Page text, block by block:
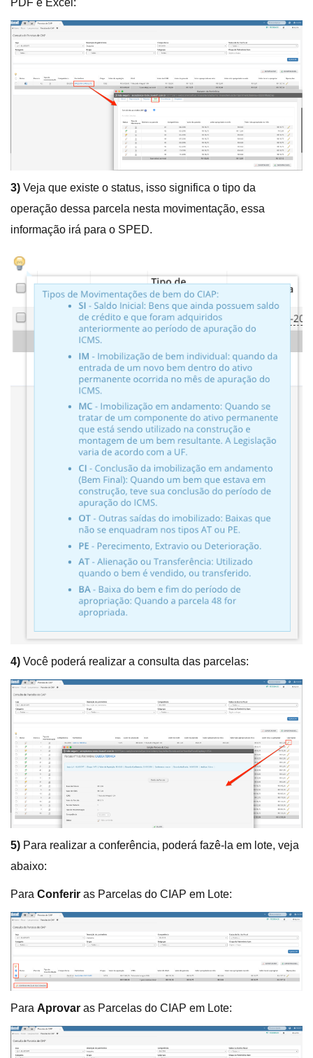
3) Veja que existe o status, isso significa o tipo da
operação dessa parcela nesta movimentação, essa
informação irá para o SPED.
4) Você poderá realizar a consulta das parcelas:
5) Para realizar a conferência, poderá fazê-la em lote, veja
abaixo:
Para Conferir as Parcelas do CIAP em Lote:
Para Aprovar as Parcelas do CIAP em Lote: